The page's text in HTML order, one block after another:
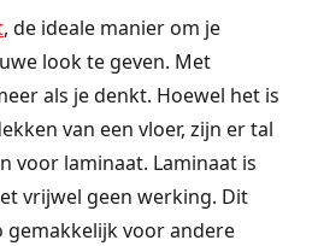
, de ideale manier om je
look te geven. Met
als je denkt. Hoewel het is
van een vloer, zijn er tal
voor laminaat. Laminaat is
vrijwel geen werking. Dit
voor andere